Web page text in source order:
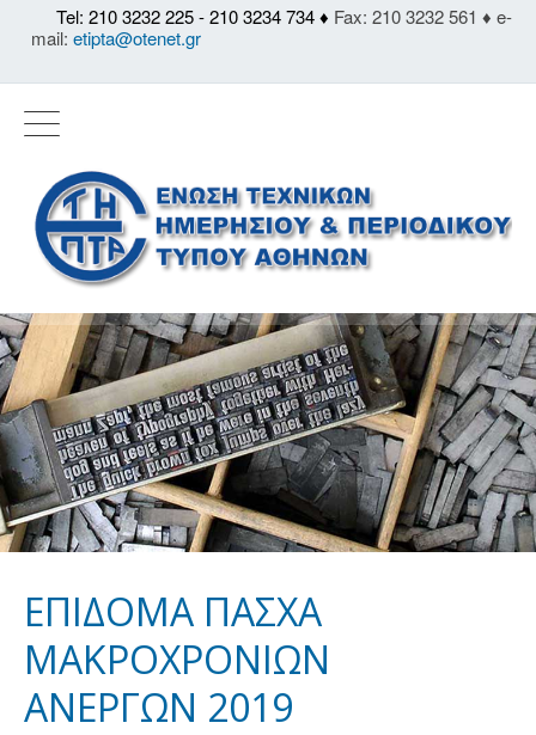
Tel: 210 3232 225 - 210 3234 734 ♦ Fax: 210 3232 561 ♦ e-
mail: etipta@otenet.gr
ΕΠΙΔΟΜΑ ΠΑΣΧΑ
ΜΑΚΡΟΧΡΟΝΙΩΝ
ΑΝΕΡΓΩΝ 2019